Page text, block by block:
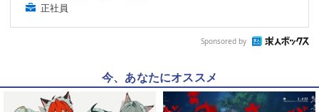
正社員
Sponsored by
今、あなたにオススメ